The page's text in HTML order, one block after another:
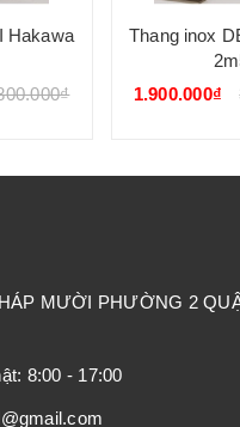
Hakawa
Thang inox
1.900.000₫
MƯỜI PHƯỜNG 2
8:00 - 17:00